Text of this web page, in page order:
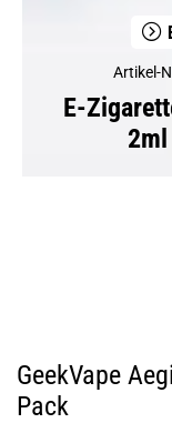
Artikel-
E-
2ml
GeekVape
Pack